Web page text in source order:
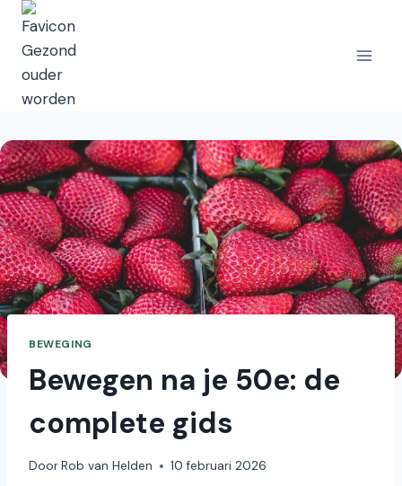
Doorgaan
naar
inhoud
BEWEGING
Bewegen na je 50e: de
complete gids
DoorRob van Helden 10 februari 2026